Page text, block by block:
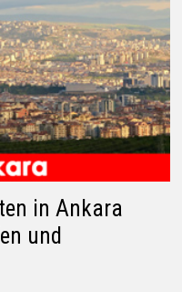
in Ankara
und